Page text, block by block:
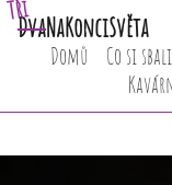
Dva
Tři
NaKonciSvěta
Domů Co si